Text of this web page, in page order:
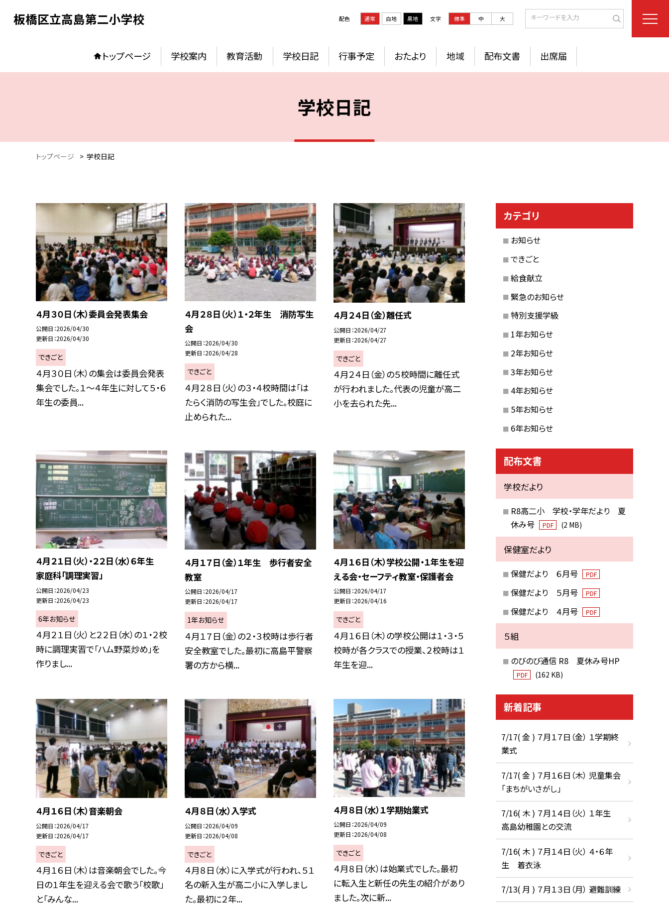
板橋区立高島第二小学校 配色 通常 白地 黒地 文字 標準 中 大
トップページ 学校案内 教育活動 学校日記 行事予定 おたより 地域 配布文書 出席届
学校日記
トップページ > 学校日記
４月３０日（木）委員会発表集会
公開日 2026/04/30
更新日 2026/04/30
できごと
４月３０日（木）の集会は委員会発表
集会でした。１～４年生に対して５・６
年生の委員...
４月２８日（火）１・２年生 消防写生
会
公開日 2026/04/30
更新日 2026/04/28
できごと
４月２８日（火）の３・４校時間は「は
たらく消防の写生会」でした。校庭に
止められた...
４月２４日（金）離任式
公開日 2026/04/27
更新日 2026/04/27
できごと
４月２４日（金）の５校時間に離任式
が行われました。代表の児童が高二
小を去られた先...
４月２１日（火）・２２日（水）６年生
家庭科「調理実習」
公開日 2026/04/23
更新日 2026/04/23
6年お知らせ
４月２１日（火）と２２日（水）の１・２校
時に調理実習で「ハム野菜炒め」を
作りまし...
４月１７日（金）１年生 歩行者安全
教室
公開日 2026/04/17
更新日 2026/04/17
1年お知らせ
４月１７日（金）の２・３校時は歩行者
安全教室でした。最初に高島平警察
署の方から横...
４月１６日（木）学校公開・１年生を迎
える会・セーフティ教室・保護者会
公開日 2026/04/17
更新日 2026/04/16
できごと
４月１６日（木）の学校公開は１・３・５
校時が各クラスでの授業、２校時は１
年生を迎...
４月１６日（木）音楽朝会
公開日 2026/04/17
更新日 2026/04/17
できごと
４月１６日（木）は音楽朝会でした。今
日の１年生を迎える会で歌う「校歌」
と「みんな...
４月８日（水）入学式
公開日 2026/04/09
更新日 2026/04/08
できごと
４月８日（水）に入学式が行われ、５１
名の新入生が高二小に入学しまし
た。最初に２年...
４月８日（水）１学期始業式
公開日 2026/04/09
更新日 2026/04/08
できごと
４月８日（水）は始業式でした。最初
に転入生と新任の先生の紹介があり
ました。次に新...
カテゴリ
お知らせ
できごと
給食献立
緊急のお知らせ
特別支援学級
1年お知らせ
2年お知らせ
3年お知らせ
4年お知らせ
5年お知らせ
6年お知らせ
配布文書
学校だより
R8高二小 学校・学年だより 夏
休み号
PDF (2 MB)
保健室だより
保健だより ６月号 PDF
保健だより ５月号 PDF
保健だより ４月号 PDF
５組
のびのび通信 R8 夏休み号HP
PDF (162 KB)
新着記事
7/17( 金 ) ７月１７日（金） １学期終
業式
7/17( 金 ) ７月１６日（木） 児童集会
「まちがいさがし」
7/16( 木 ) ７月１４日（火） １年生
高島幼稚園との交流
7/16( 木 ) ７月１４日（火） ４・６年
生 着衣泳
7/13( 月 ) ７月１３日（月） 避難訓練